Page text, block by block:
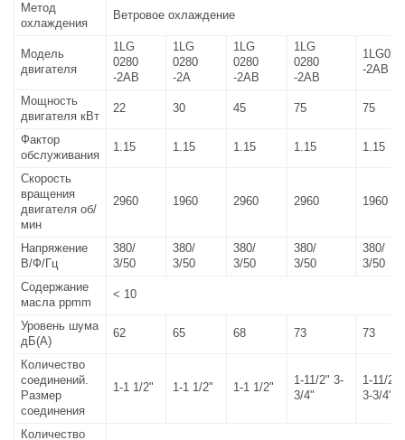
Метод
охлаждения
Ветровое охлаждение
Модель
двигателя
1LG
0280
-2AB
1LG
0280
-2A
1LG
0280
-2AB
1LG
0280
-2AB
-2AB
Мощность
двигателя кВт
22 30 45 75 75
Фактор
обслуживания
1.15 1.15 1.15 1.15 1.15
Скорость
вращения
двигателя об/
мин
2960 1960 2960 2960 1960
Напряжение
В/Ф/Гц
380/
3/50
380/
3/50
380/
3/50
380/
3/50
380/
3/50
Содержание
масла ppmm
< 10
Уровень шума
дБ(A)
62 65 68 73 73
Количество
соединений.
Размер
соединения
1-1 1/2" 1-1 1/2" 1-1 1/2"
1-11/2" 3-
3/4"
1-11/2"
3-3/4"
Количество